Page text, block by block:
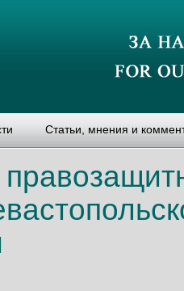
Статьи, мнения и